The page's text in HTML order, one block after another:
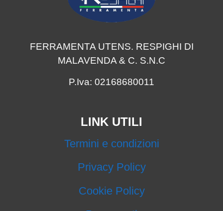
FERRAMENTA UTENS. RESPIGHI DI
MALAVENDA & C. S.N.C
P.Iva: 02168680011
LINK UTILI
Termini e condizioni
Privacy Policy
Cookie Policy